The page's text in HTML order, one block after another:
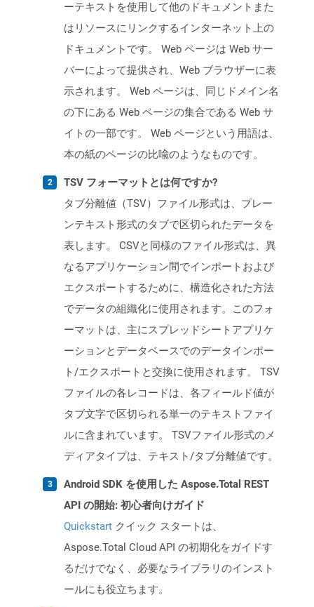
ーテキストを使用して他のドキュメントまた
はリソースにリンクするインターネット上の
ドキュメントです。 Web ページは Web サー
バーによって提供され、Web ブラウザーに表
示されます。 Web ページは、同じドメイン名
の下にある Web ページの集合である Web サ
イトの一部です。 Web ページという用語は、
本の紙のページの比喩のようなものです。
TSV フォーマットとは何ですか?
タブ分離値（TSV）ファイル形式は、プレー
ンテキスト形式のタブで区切られたデータを
表します。 CSVと同様のファイル形式は、異
なるアプリケーション間でインポートおよび
エクスポートするために、構造化された方法
でデータの組織化に使用されます。このフォ
ーマットは、主にスプレッドシートアプリケ
ーションとデータベースでのデータインポー
ト/エクスポートと交換に使用されます。 TSV
ファイルの各レコードは、各フィールド値が
タブ文字で区切られる単一のテキストファイ
ルに含まれています。 TSVファイル形式のメ
ディアタイプは、テキスト/タブ分離値です。
Android SDK を使用した Aspose.Total REST
API の開始: 初心者向けガイド
Quickstart クイック スタートは、
Aspose.Total Cloud API の初期化をガイドす
るだけでなく、必要なライブラリのインスト
ールにも役立ちます。